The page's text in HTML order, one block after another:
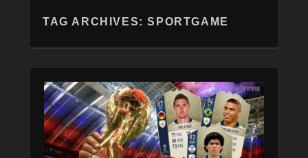
TAG ARCHIVES:SPORTGAME